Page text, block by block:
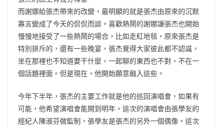
而謝娜給張杰帶來的改變，最明顯的就是張杰由原來的沉默
寡言變成了今天的侃侃而談。喜歡熱鬧的謝娜讓張杰也開始
慢慢地接受了一些熱鬧的場合，比如走紅地毯，原來張杰是
特別排斥的，還有一些晚宴，張杰覺得大家彼此都不認識，
坐在那裡也不知道要干什麼，一起聊的東西也不對，不在一
個話題裡面。但是現在，他開始願意融入這些。
今年下半年，張杰的主要工作就是他的巡回演唱會，如果有
可能，他希望演唱會能開到明年。這次的演唱會由張學友的
經紀人陳淑芬做監制，張學友是張杰的另外一個偶像。這次